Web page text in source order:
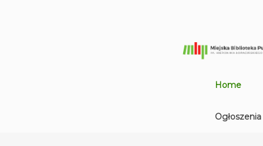
Home
Ogłoszenia